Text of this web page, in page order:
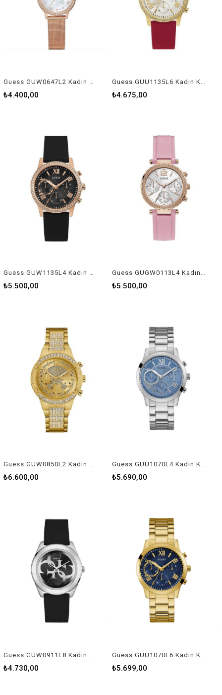
₺4.400,00 ₺4.675,00
Guess GUW1135L4 Kadın Kol Saati
₺5.500,00
Guess GUGW0113L4 Kadın Kol Saati
₺5.500,00
₺6.600,00 ₺5.690,00
Guess GUW0911L8 Kadın Kol Saati
₺4.730,00
Guess GUU1070L6 Kadın Kol Saati
₺5.699,00